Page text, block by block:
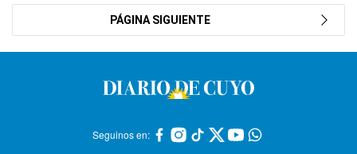
PÁGINA SIGUIENTE
Seguinos en: